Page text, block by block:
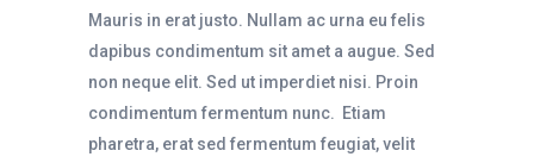
Mauris in erat justo. Nullam ac urna eu felis
dapibus condimentum sit amet a augue. Sed
non neque elit. Sed ut imperdiet nisi. Proin
condimentum fermentum nunc. Etiam
pharetra, erat sed fermentum feugiat, velit